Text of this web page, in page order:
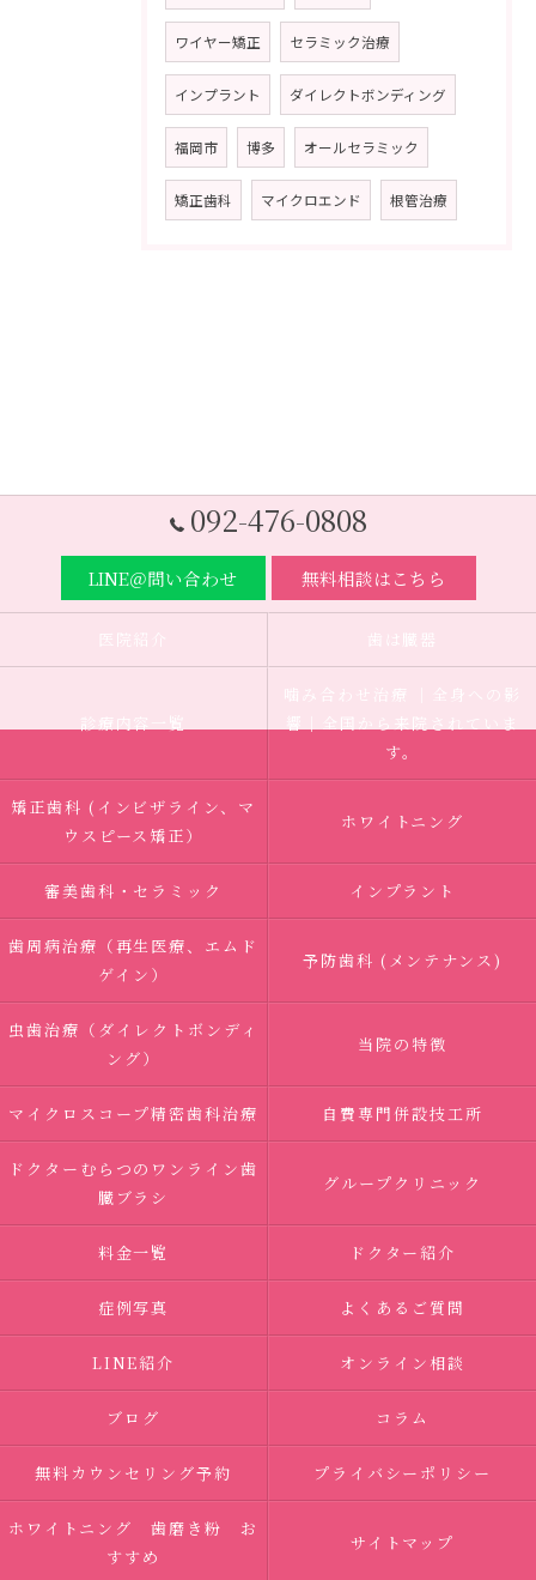
ワイヤー矯正 セラミック治療
インプラント ダイレクトボンディング
福岡市 博多 オールセラミック
矯正歯科 マイクロエンド 根管治療
092-476-0808
LINE＠問い合わせ 無料相談はこちら
医院紹介 歯は臓器
診療内容一覧
噛み合わせ治療 ｜全身への影
響｜全国から来院されていま
す。
矯正歯科 (インビザライン、マ
ウスピース矯正）
ホワイトニング
審美歯科・セラミック インプラント
歯周病治療（再生医療、エムド
ゲイン）
予防歯科 (メンテナンス)
虫歯治療（ダイレクトボンディ
ング）
当院の特徴
マイクロスコープ精密歯科治療 自費専門併設技工所
ドクターむらつのワンライン歯
臓ブラシ
グループクリニック
料金一覧 ドクター紹介
症例写真 よくあるご質問
LINE紹介 オンライン相談
ブログ コラム
無料カウンセリング予約 プライバシーポリシー
ホワイトニング 歯磨き粉 お
すすめ
サイトマップ